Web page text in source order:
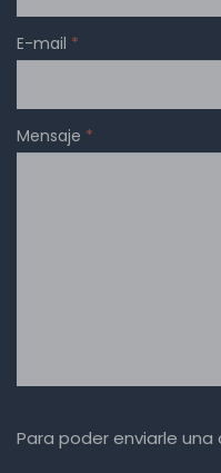
E-mail *
Mensaje *
Para poder enviarle